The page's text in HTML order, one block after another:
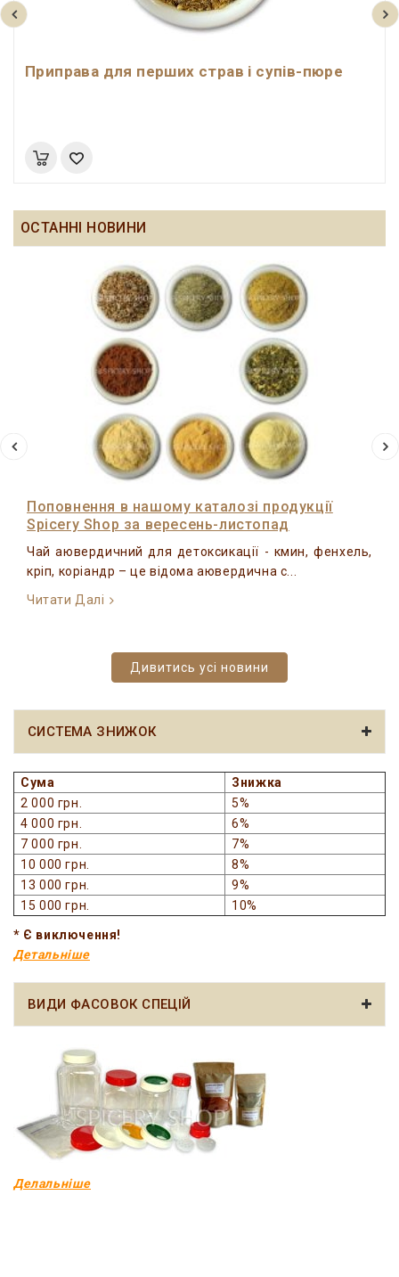
Приправа для перших страв і супів-пюре
ОСТАННІ НОВИНИ
Поповнення в нашому каталозі продукції
Spicery Shop за вересень-листопад
Чай аювердичний для детоксикації - кмин, фенхель,
кріп, коріандр – це відома аювердична с...
Читати Далі
Дивитись усі новини
СИСТЕМА ЗНИЖОК
Сума
Знижка
2 000 грн.
5%
4 000 грн.
6%
7 000 грн.
7%
10 000 грн.
8%
13 000 грн.
9%
15 000 грн.
10%
* Є виключення!
Детальніше
ВИДИ ФАСОВОК СПЕЦІЙ
Делальніше